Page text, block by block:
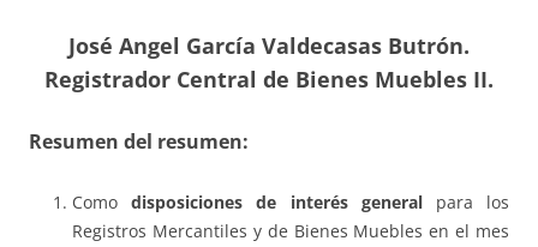
José Angel García Valdecasas Butrón.
Registrador Central de Bienes Muebles II.
Resumen del resumen:
Comodisposiciones de interés generalpara los
Registros Mercantiles y de Bienes Muebles en el mes